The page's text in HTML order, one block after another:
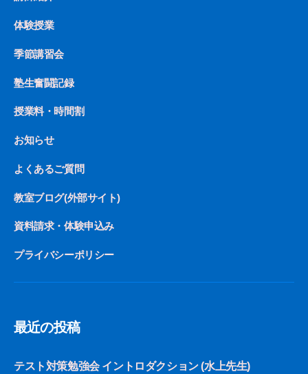
体験授業
季節講習会
塾生奮闘記録
授業料・時間割
お知らせ
よくあるご質問
教室ブログ(外部サイト)
資料請求・体験申込み
プライバシーポリシー
最近の投稿
テスト対策勉強会 イントロダクション (水上先生)